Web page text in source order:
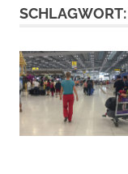
SCHLAGWORT: